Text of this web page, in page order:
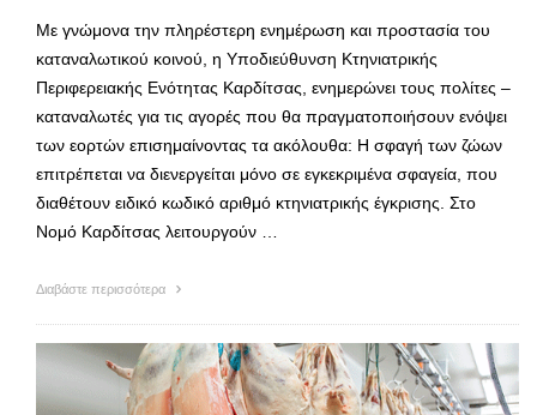
Με γνώμονα την πληρέστερη ενημέρωση και προστασία του
καταναλωτικού κοινού, η Υποδιεύθυνση Κτηνιατρικής
Περιφερειακής Ενότητας Καρδίτσας, ενημερώνει τους πολίτες –
καταναλωτές για τις αγορές που θα πραγματοποιήσουν ενόψει
των εορτών επισημαίνοντας τα ακόλουθα: Η σφαγή των ζώων
επιτρέπεται να διενεργείται μόνο σε εγκεκριμένα σφαγεία, που
διαθέτουν ειδικό κωδικό αριθμό κτηνιατρικής έγκρισης. Στο
Νομό Καρδίτσας λειτουργούν …
Διαβάστε περισσότερα